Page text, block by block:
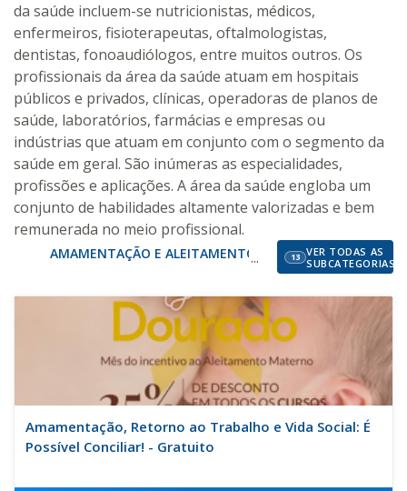
da saúde incluem-se nutricionistas, médicos,
enfermeiros, fisioterapeutas, oftalmologistas,
dentistas, fonoaudiólogos, entre muitos outros. Os
profissionais da área da saúde atuam em hospitais
públicos e privados, clínicas, operadoras de planos de
saúde, laboratórios, farmácias e empresas ou
indústrias que atuam em conjunto com o segmento da
saúde em geral. São inúmeras as especialidades,
profissões e aplicações. A área da saúde engloba um
conjunto de habilidades altamente valorizadas e bem
remunerada no meio profissional.
13 VER TODAS AS
SUBCATEGORIAS
AMAMENTAÇÃO E ALEITAMENTO MATERNO ESTÉTICA
Amamentação, Retorno ao Trabalho e Vida Social: É
Possível Conciliar! - Gratuito